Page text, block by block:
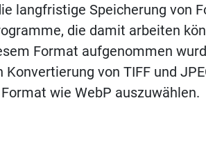
langfristige Speicherung von
die damit arbeiten
Format aufgenommen
von TIFF und
wie WebP auszuwählen.